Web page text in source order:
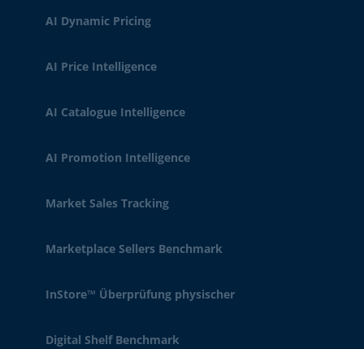
AI Dynamic Pricing
AI Price Intelligence
AI Catalogue Intelligence
AI Promotion Intelligence
Market Sales Tracking
Marketplace Sellers Benchmark
InStore™ Überprüfung physischer
Digital Shelf Benchmark